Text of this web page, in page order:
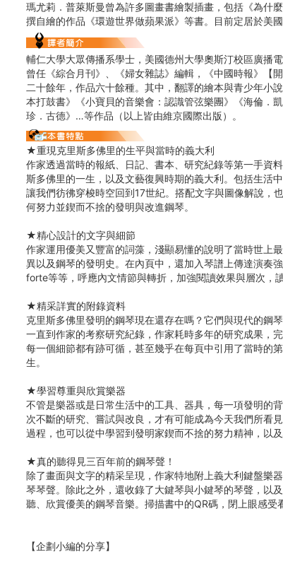
瑪尤莉．普萊斯曼曾為許多圖畫書繪製插畫，包括《為什
撰自繪的作品《環遊世界做蘋果派》等書。目前定居於美國
輔仁大學大眾傳播系學士，美國德州大學奧斯汀校區廣播電
曾任《綜合月刊》、《婦女雜誌》編輯，《中國時報》【
二十餘年，作品六十餘種。其中，翻譯的繪本與青少年小
本打鼓書》《小寶貝的音樂會：認識管弦樂團》《海倫．
珍．古德》…等作品（以上皆由維京國際出版）。
★重現克里斯多佛里的生平與當時的義大利
作家透過當時的報紙、日記、書本、研究紀錄等第一手資
斯多佛里的一生，以及文藝復興時期的義大利。包括生活
讓我們彷彿穿梭時空回到17世紀。搭配文字與圖像解說，
何努力並鍥而不捨的發明與改進鋼琴。
★精心設計的文字與細節
作家運用優美又豐富的詞藻，淺顯易懂的說明了當時世
異以及鋼琴的發明史。在內頁中，還加入琴譜上傳達演奏
forte等等，呼應內文情節與轉折，加強閱讀效果與層次，
★精采詳實的附錄資料
克里斯多佛里發明的鋼琴現在還存在嗎？它們與現代的
一直到作家的考察研究紀錄，作家耗時多年的研究成果，
每一個細節都有跡可循，甚至幾乎在每頁中引用了當時的
生。
★學習尊重與欣賞樂器
不管是樂器或是日常生活中的工具、器具，每一項發明的
次不斷的研究、嘗試與改良，才有可能成為今天我們所看
過程，也可以從中學習到發明家鍥而不捨的努力精神，以
★真的聽得見三百年前的鋼琴聲！
除了畫面與文字的精采呈現，作家特地附上義大利鍵盤樂
琴琴聲。除此之外，還收錄了大鍵琴與小鍵琴的琴聲，以
聽、欣賞優美的鋼琴音樂。掃描書中的QR碼，閉上眼感
【企劃小編的分享】